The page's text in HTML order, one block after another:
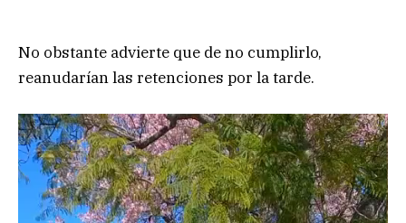
No obstante advierte que de no cumplirlo,
reanudarían las retenciones por la tarde.